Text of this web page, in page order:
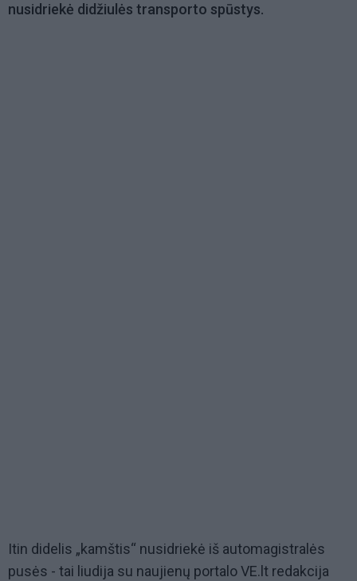
nusidriekė didžiulės transporto spūstys.
Itin didelis „kamštis“ nusidriekė iš automagistralės
pusės - tai liudija su naujienų portalo VE.lt redakcija